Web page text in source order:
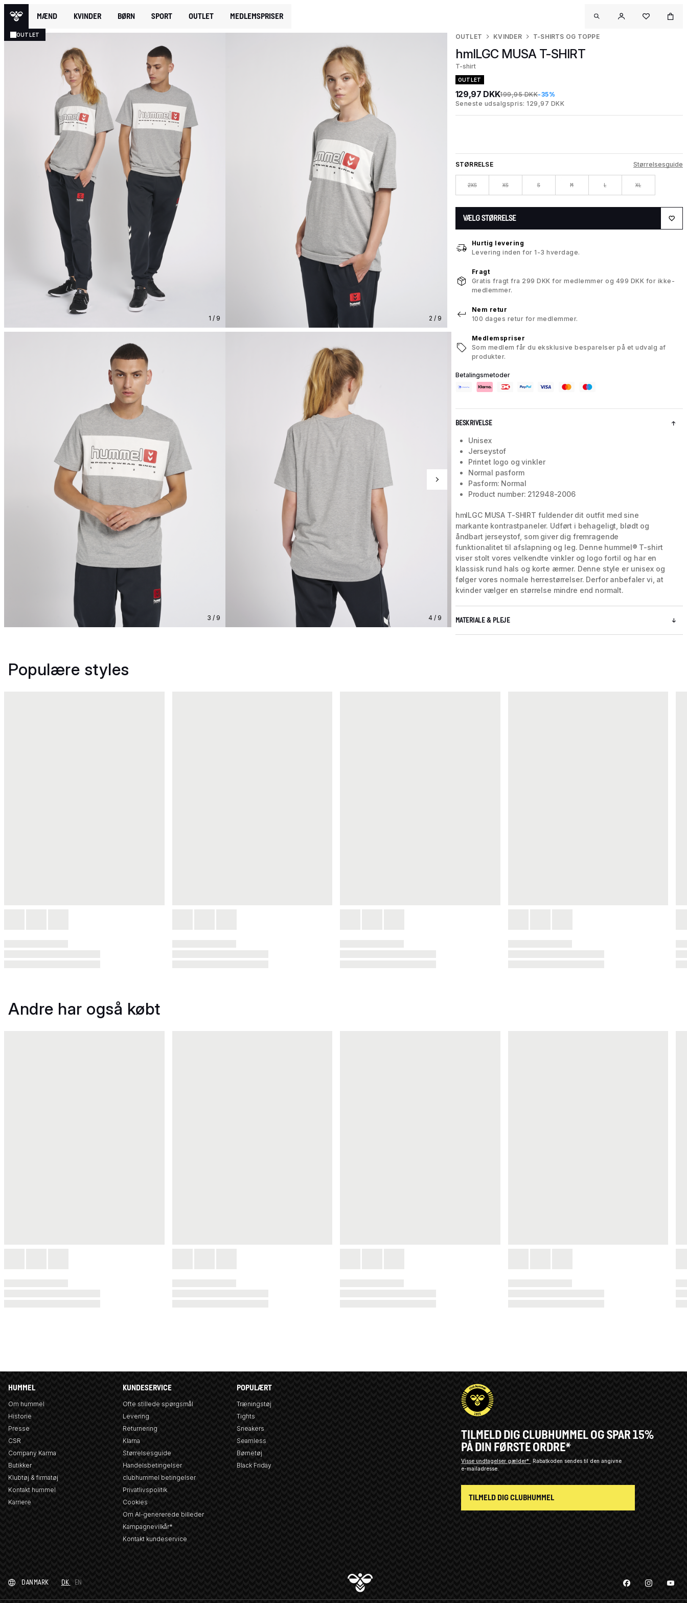
MÆND KVINDER BØRN SPORT OUTLET MEDLEMSPRISER
OUTLET
1 / 9 2 / 9
3 / 9 4 / 9
OUTLET KVINDER T-SHIRTS OG TOPPE
hmlLGC MUSA T-SHIRT
T-shirt
OUTLET
129,97 DKK199,95 DKK-35%
Seneste udsalgspris: 129,97 DKK
STØRRELSE Størrelsesguide
2XS XS S M L XL
VÆLG STØRRELSE
Hurtig levering
Levering inden for 1-3 hverdage.
Fragt
Gratis fragt fra 299 DKK for medlemmer og 499 DKK for ikke-
medlemmer.
Nem retur
100 dages retur for medlemmer.
Medlemspriser
Som medlem får du eksklusive besparelser på et udvalg af
produkter.
Betalingsmetoder
BESKRIVELSE
Unisex
Jerseystof
Printet logo og vinkler
Normal pasform
Pasform: Normal
Product number: 212948-2006
hmlLGC MUSA T-SHIRT fuldender dit outfit med sine
markante kontrastpaneler. Udført i behageligt, blødt og
åndbart jerseystof, som giver dig fremragende
funktionalitet til afslapning og leg. Denne hummel® T-shirt
viser stolt vores velkendte vinkler og logo fortil og har en
klassisk rund hals og korte ærmer. Denne style er unisex og
følger vores normale herrestørrelser. Derfor anbefaler vi, at
kvinder vælger en størrelse mindre end normalt.
MATERIALE & PLEJE
Populære styles
Andre har også købt
HUMMEL
Om hummel
Historie
Presse
CSR
Company Karma
Butikker
Klubtøj & firmatøj
Kontakt hummel
Karriere
KUNDESERVICE
Ofte stillede spørgsmål
Levering
Returnering
Klarna
Størrelsesguide
Handelsbetingelser
clubhummel betingelser
Privatlivspolitik
Cookies
Om AI-genererede billeder
Kampagnevilkår*
Kontakt kundeservice
POPULÆRT
Træningstøj
Tights
Sneakers
Seamless
Børnetøj
Black Friday
TILMELD DIG CLUBHUMMEL OG SPAR 15%
PÅ DIN FØRSTE ORDRE*
Visse undtagelser gælder* Rabatkoden sendes til den angivne
e-mailadresse.
TILMELD DIG CLUBHUMMEL
DANMARK DK EN